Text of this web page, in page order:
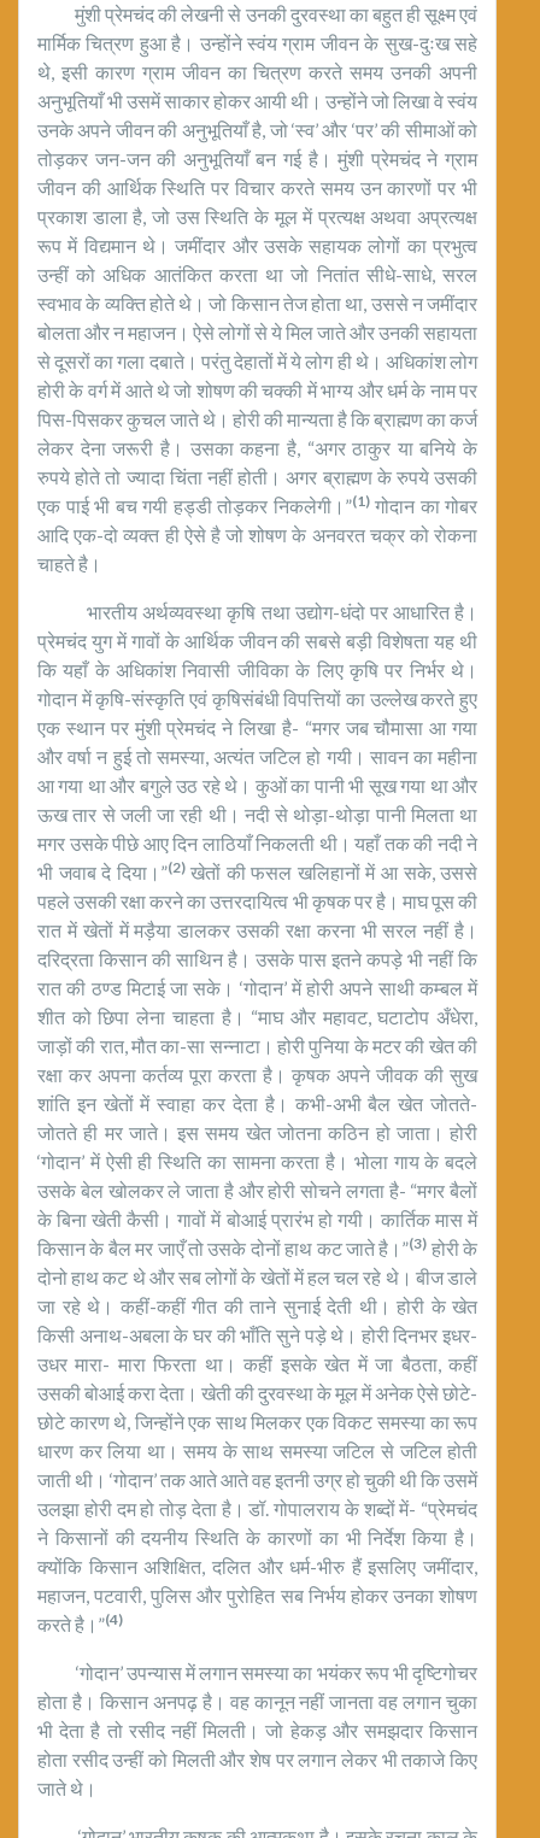
मुंशी प्रेमचंद की लेखनी से उनकी दुरवस्था का बहुत ही सूक्ष्म एवं
मार्मिक चित्रण हुआ है। उन्होंने स्वंय ग्राम जीवन के सुख-दुःख सहे
थे, इसी कारण ग्राम जीवन का चित्रण करते समय उनकी अपनी
अनुभूतियाँ भी उसमें साकार होकर आयी थी। उन्होंने जो लिखा वे स्वंय
उनके अपने जीवन की अनुभूतियाँ है, जो ‘स्व’ और ‘पर’ की सीमाओं को
तोड़कर जन-जन की अनुभूतियाँ बन गई है। मुंशी प्रेमचंद ने ग्राम
जीवन की आर्थिक स्थिति पर विचार करते समय उन कारणों पर भी
प्रकाश डाला है, जो उस स्थिति के मूल में प्रत्यक्ष अथवा अप्रत्यक्ष
रूप में विद्यमान थे। जमींदार और उसके सहायक लोगों का प्रभुत्व
उन्हीं को अधिक आतंकित करता था जो नितांत सीधे-साधे, सरल
स्वभाव के व्यक्ति होते थे। जो किसान तेज होता था, उससे न जमींदार
बोलता और न महाजन। ऐसे लोगों से ये मिल जाते और उनकी सहायता
से दूसरों का गला दबाते। परंतु देहातों में ये लोग ही थे। अधिकांश लोग
होरी के वर्ग में आते थे जो शोषण की चक्की में भाग्य और धर्म के नाम पर
पिस-पिसकर कुचल जाते थे। होरी की मान्यता है कि ब्राह्मण का कर्ज
लेकर देना जरूरी है। उसका कहना है, “अगर ठाकुर या बनिये के
रुपये होते तो ज्यादा चिंता नहीं होती। अगर ब्राह्मण के रुपये उसकी
एक पाई भी बच गयी हड्डी तोड़‌कर निकलेगी।”(1)गोदान का गोबर
आदि एक-दो व्यक्त ही ऐसे है जो शोषण के अनवरत चक्र को रोकना
चाहते है।
भारतीय अर्थव्यवस्था कृषि तथा उद्योग-धंदो पर आधारित है।
प्रेमचंद युग में गावों के आर्थिक जीवन की सबसे बड़ी विशेषता यह थी
कि यहाँ के अधिकांश निवासी जीविका के लिए कृषि पर निर्भर थे।
गोदान में कृषि-संस्कृति एवं कृषिसंबंधी विपत्तियों का उल्लेख करते हुए
एक स्थान पर मुंशी प्रेमचंद ने लिखा है- “मगर जब चौमासा आ गया
और वर्षा न हुई तो समस्या, अत्यंत जटिल हो गयी। सावन का महीना
आ गया था और बगुले उठ रहे थे। कुओं का पानी भी सूख गया था और
ऊख तार से जली जा रही थी। नदी से थोड़ा-थोड़ा पानी मिलता था
मगर उसके पीछे आए दिन लाठियाँ निकलती थी। यहाँ तक की नदी ने
भी जवाब दे दिया।”(2)खेतों की फसल खलिहानों में आ सके, उससे
पहले उसकी रक्षा करने का उत्तरदायित्व भी कृषक पर है। माघ पूस की
रात में खेतों में मड़ैया डालकर उसकी रक्षा करना भी सरल नहीं है।
दरिद्रता किसान की साथिन है। उसके पास इतने कपड़े भी नहीं कि
रात की ठण्ड मिटाई जा सके। ‘गोदान’ में होरी अपने साथी कम्बल में
शीत को छिपा लेना चाहता है। “माघ और महावट, घटाटोप अँधेरा,
जाड़ों की रात, मौत का-सा सन्नाटा। होरी पुनिया के मटर की खेत की
रक्षा कर अपना कर्तव्य पूरा करता है। कृषक अपने जीवक की सुख
शांति इन खेतों में स्वाहा कर देता है। कभी-अभी बैल खेत जोतते-
जोतते ही मर जाते। इस समय खेत जोतना कठिन हो जाता। होरी
‘गोदान’ में ऐसी ही स्थिति का सामना करता है। भोला गाय के बदले
उसके बेल खोलकर ले जाता है और होरी सोचने लगता है- “मगर बैलों
के बिना खेती कैसी। गावों में बोआई प्रारंभ हो गयी। कार्तिक मास में
किसान के बैल मर जाएँ तो उसके दोनों हाथ कट जाते है।”(3) होरी के
दोनो हाथ कट थे और सब लोगों के खेतों में हल चल रहे थे। बीज डाले
जा रहे थे। कहीं-कहीं गीत की ताने सुनाई देती थी। होरी के खेत
किसी अनाथ-अबला के घर की भाँति सुने पड़े थे। होरी दिनभर इधर-
उधर मारा- मारा फिरता था। कहीं इसके खेत में जा बैठता, कहीं
उसकी बोआई करा देता। खेती की दुरवस्था के मूल में अनेक ऐसे छोटे-
छोटे कारण थे, जिन्होंने एक साथ मिलकर एक विकट समस्या का रूप
धारण कर लिया था। समय के साथ समस्या जटिल से जटिल होती
जाती थी। ‘गोदान’ तक आते आते वह इतनी उग्र हो चुकी थी कि उसमें
उलझा होरी दम हो तोड़ देता है। डॉ. गोपालराय के शब्दों में- “प्रेमचंद
ने किसानों की दयनीय स्थिति के कारणों का भी निर्देश किया है।
क्योंकि किसान अशिक्षित, दलित और धर्म-भीरु हैं इसलिए जमींदार,
महाजन, पटवारी, पुलिस और पुरोहित सब निर्भय होकर उनका शोषण
करते है।”(4)
‘गोदान’ उपन्यास में लगान समस्या का भयंकर रूप भी दृष्टिगोचर
होता है। किसान अनपढ़ है। वह कानून नहीं जानता वह लगान चुका
भी देता है तो रसीद नहीं मिलती। जो हेकड़ और समझ‌दार किसान
होता रसीद उन्हीं को मिलती और शेष पर लगान लेकर भी तकाजे किए
जाते थे।